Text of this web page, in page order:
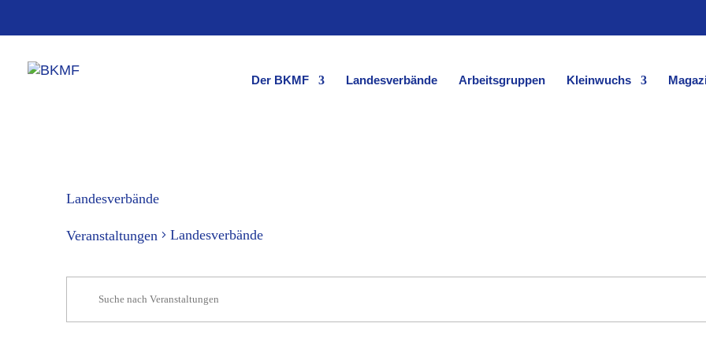
Der BKMF Landesverbände Arbeitsgruppen Kleinwuchs
Landesverbände
Veranstaltungen Landesverbände
Veranstaltungen
Veranstaltungen
Schlüsselwort